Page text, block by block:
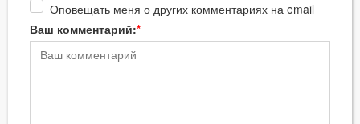
Оповещать меня о других комментариях на email
Ваш комментарий: